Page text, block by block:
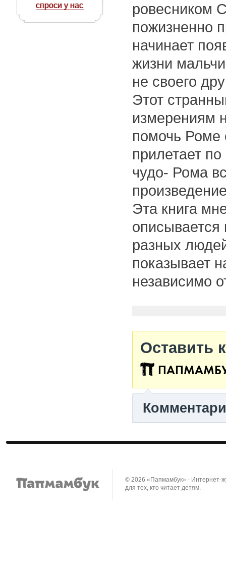
спроси у нас
ровесником
пожизненно
начинает
жизни
не своего
Этот
измерениям
помочь Роме
прилетает
чудо- Рома
Эта книга
описывается
разных
показывает
независимо
Оставить
© 2026 «Папмамбук» - Интернет-
для тех, кто читает детям.